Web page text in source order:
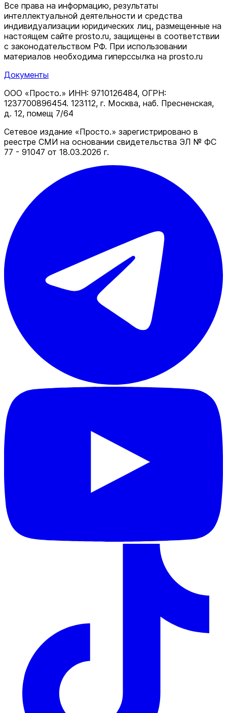
Все права на информацию, результаты
интеллектуальной деятельности и средства
индивидуализации юридических лиц, размещенные на
настоящем сайте prosto.ru, защищены в соответствии
c законодательством РФ. При использовании
материалов необходима гиперссылка на prosto.ru
Документы
ООО «Просто.» ИНН: 9710126484, ОГРН:
1237700896454. 123112, г. Москва, наб. Пресненская,
д. 12, помещ 7/64
Сетевое издание «Просто.» зарегистрировано в
реестре СМИ на основании свидетельства ЭЛ № ФС
77 - 91047 от 18.03.2026 г.